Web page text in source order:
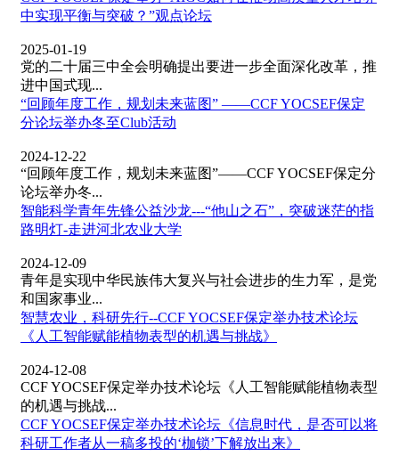
中实现平衡与突破？”观点论坛
2025-01-19
党的二十届三中全会明确提出要进一步全面深化改革，推
进中国式现...
“回顾年度工作，规划未来蓝图” ——CCF YOCSEF保定
分论坛举办冬至Club活动
2024-12-22
“回顾年度工作，规划未来蓝图”——CCF YOCSEF保定分
论坛举办冬...
智能科学青年先锋公益沙龙---“他山之石”，突破迷茫的指
路明灯-走进河北农业大学
2024-12-09
青年是实现中华民族伟大复兴与社会进步的生力军，是党
和国家事业...
智慧农业，科研先行--CCF YOCSEF保定举办技术论坛
《人工智能赋能植物表型的机遇与挑战》
2024-12-08
CCF YOCSEF保定举办技术论坛《人工智能赋能植物表型
的机遇与挑战...
CCF YOCSEF保定举办技术论坛《信息时代，是否可以将
科研工作者从一稿多投的‘枷锁’下解放出来》